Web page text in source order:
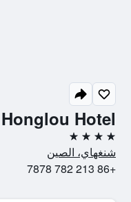
Hotel
4 نجوم
شنغهاي، الصين
+86 213 782 7878